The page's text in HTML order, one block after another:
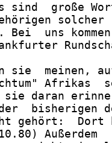
sind  große
solcher
Bei  uns
sie  meinen,
Afrikas
sie daran
bisherigen
gehört:  Dort
Außerdem